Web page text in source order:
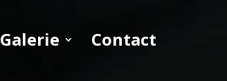
Galerie Contact